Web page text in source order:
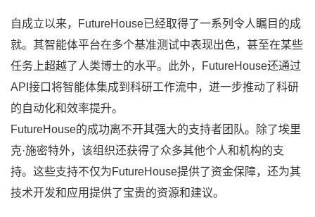
自成立以来，FutureHouse已经取得了一系列令人瞩目的成
就。其智能体平台在多个基准测试中表现出色，甚至在某些
任务上超越了人类博士的水平。此外，FutureHouse还通过
API接口将智能体集成到科研工作流中，进一步推动了科研
的自动化和效率提升。
FutureHouse的成功离不开其强大的支持者团队。除了埃里
克·施密特外，该组织还获得了众多其他个人和机构的支
持。这些支持不仅为FutureHouse提供了资金保障，还为其
技术开发和应用提供了宝贵的资源和建议。